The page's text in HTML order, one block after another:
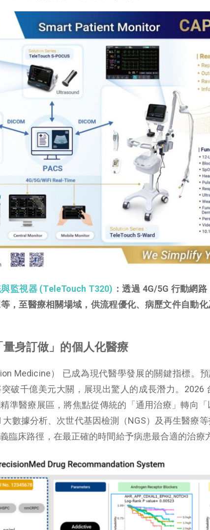
監視器 (TeleTouch T320) ：透過 4G/5G 行動網
，至醫療相關場域，供流程優化、病歷文件自動
身訂做」的個人化醫療
Medicine） 已成為現代醫學發展的關鍵指標。
破千億美元大關，展現出驚人的成長潛力。2026
準醫療展區，將焦點從傳統的「通用治療」轉向
大數據分析、次世代基因檢測（NGS）及再生醫療等
臨床路徑，在最正確的時間給予病患最合適的治療